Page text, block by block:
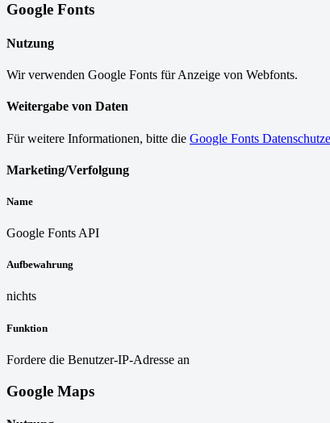
Google Fonts
Nutzung
Wir verwenden Google Fonts für Anzeige von Webfonts.
Weitergabe von Daten
Für weitere Informationen, bitte die Google Fonts
Marketing/Verfolgung
Name
Google Fonts API
Aufbewahrung
nichts
Funktion
Fordere die Benutzer-IP-Adresse an
Google Maps